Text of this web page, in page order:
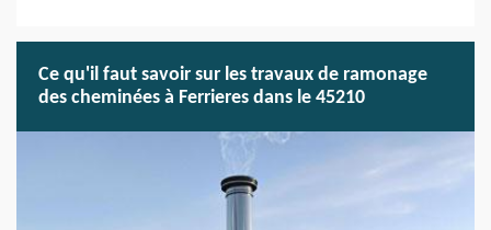
Ce qu'il faut savoir sur les travaux de ramonage
des cheminées à Ferrieres dans le 45210